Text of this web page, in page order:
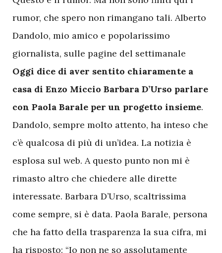
rumor, che spero non rimangano tali. Alberto
Dandolo, mio amico e popolarissimo
giornalista, sulle pagine del settimanale
Oggi dice di aver sentito chiaramente a
casa di Enzo Miccio Barbara D’Urso parlare
con Paola Barale per un progetto insieme.
Dandolo, sempre molto attento, ha inteso che
c’è qualcosa di più di un’idea. La notizia è
esplosa sul web. A questo punto non mi è
rimasto altro che chiedere alle dirette
interessate. Barbara D’Urso, scaltrissima
come sempre, si è data. Paola Barale, persona
che ha fatto della trasparenza la sua cifra, mi
ha risposto: “Io non ne so assolutamente